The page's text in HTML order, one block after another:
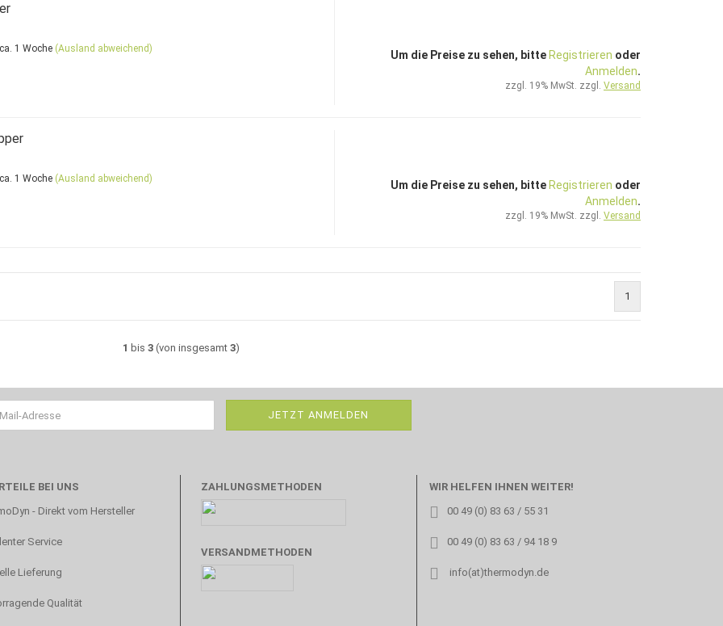
ca. 1 Woche (Ausland abweichend) Um die Preise zu sehen, bitte Registrieren oder
Anmelden.
zzgl. 19% MwSt. zzgl. Versand
ca. 1 Woche (Ausland abweichend) Um die Preise zu sehen, bitte Registrieren oder
Anmelden.
zzgl. 19% MwSt. zzgl. Versand
1
1 bis 3(von insgesamt 3)
BEI UNS
- Direkt vom Hersteller
Service
Lieferung
Qualität
ZAHLUNGSMETHODEN
VERSANDMETHODEN
WIR HELFEN IHNEN WEITER!
00 49 (0) 83 63 / 55 31
00 49 (0) 83 63 / 94 18 9
info(at)thermodyn.de